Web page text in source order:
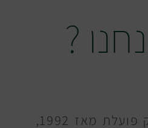
?
חברת גרון שיווק פועלת מאז 1992,